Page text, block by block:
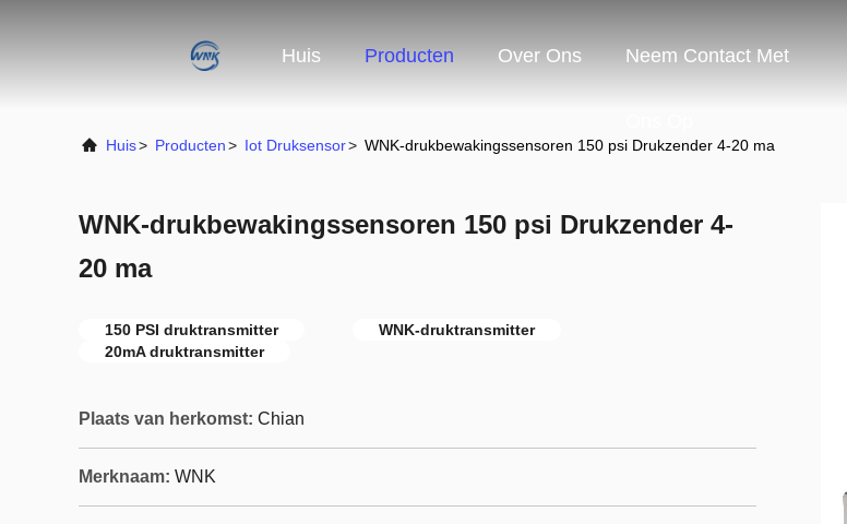
Huis Producten Over Ons Neem Contact Met
Huis> Producten> Iot Druksensor> WNK-drukbewakingssensoren 150 psi Drukzender 4-20 ma
WNK-drukbewakingssensoren 150 psi Drukzender 4-
20 ma
150 PSI druktransmitter
WNK-druktransmitter
20mA druktransmitter
Plaats van herkomst: Chian
Merknaam: WNK